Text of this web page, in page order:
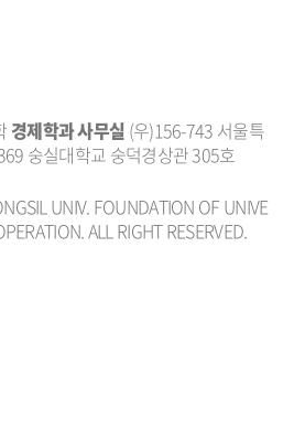
경제학과 사무실 (우)156-743 서울특
숭실대학교 숭덕경상관 305호
UNIV. FOUNDATION OF UNIVE
ALL RIGHT RESERVED.